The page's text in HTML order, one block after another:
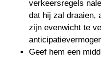
verkeersregels
dat hij zal draaien,
zijn evenwicht te
Geef hem een